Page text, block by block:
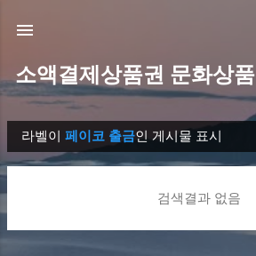
소액결제상품권 문화상
글
라벨이 페이코 출금인 게시물 표시
검색결과 없음